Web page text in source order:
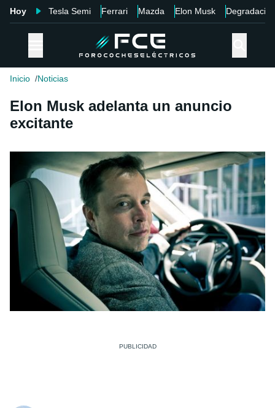
Hoy Tesla Semi Ferrari Mazda Elon Musk Degradación
Inicio Noticias
Elon Musk adelanta un anuncio
excitante